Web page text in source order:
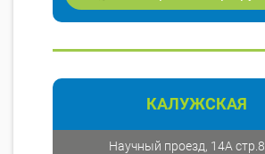
КАЛУЖСКАЯ
Научный проезд, 14А стр.8